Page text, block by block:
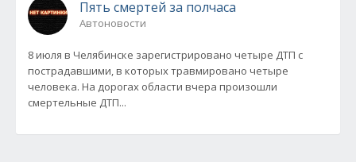
Пять смертей за полчаса
Автоновости
8 июля в Челябинске зарегистрировано четыре ДТП с
пострадавшими, в которых травмировано четыре
человека. На дорогах области вчера произошли
смертельные ДТП...